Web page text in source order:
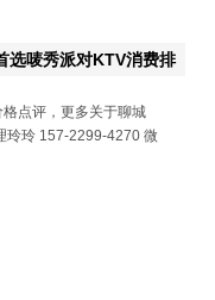
选唛秀派对KTV消费排
点评，更多关于聊城
玲玲 157-2299-4270 微